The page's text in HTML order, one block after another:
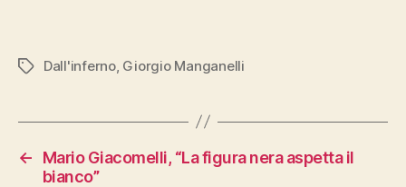
TagsDall'inferno, Giorgio Manganelli
←
Mario Giacomelli, “La figura nera aspetta il
bianco”